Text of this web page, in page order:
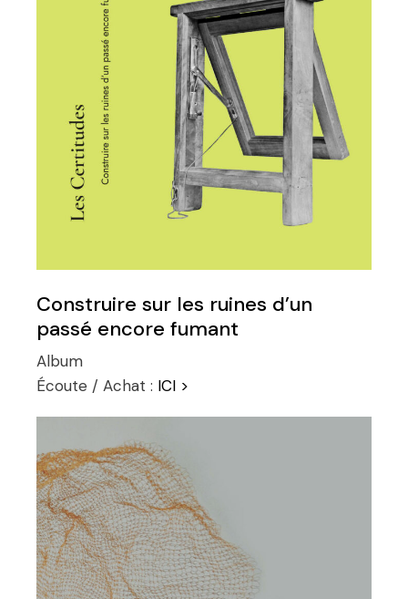
Construire sur les ruines d’un
passé encore fumant
Album
Écoute / Achat : ICI >